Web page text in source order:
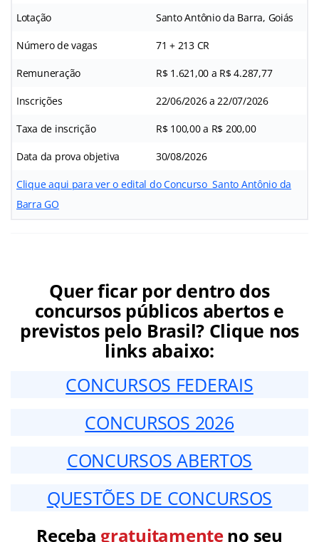
Lotação Santo Antônio da Barra, Goiás
Número de vagas 71 + 213 CR
Remuneração R$ 1.621,00 a R$ 4.287,77
Inscrições 22/06/2026 a 22/07/2026
Taxa de inscrição R$ 100,00 a R$ 200,00
Data da prova objetiva 30/08/2026
Clique aqui para ver o edital do Concurso Santo Antônio da
Barra GO
Quer ficar por dentro dos
concursos públicos abertos e
previstos pelo Brasil? Clique nos
links abaixo:
CONCURSOS FEDERAIS
CONCURSOS 2026
CONCURSOS ABERTOS
QUESTÕES DE CONCURSOS
Receba gratuitamenteno seu